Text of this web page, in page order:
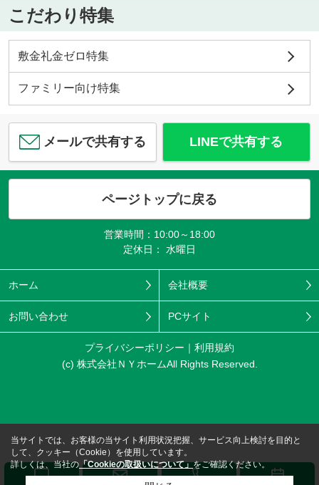
こだわり特集
敷金礼金ゼロ特集
ファミリー向け特集
メールで共有する LINEで共有する
ページトップに戻る
営業時間：10:00～18:00
定休日： 水曜日
ホーム 会社概要
お問い合わせ PCサイト
プライバシーポリシー
利用規約
(c) 株式会社ＮＹホームAll Rights Reserved.
当サイトでは、お客様の当サイト利用状況把握、サービス向上検討を目的と
して、クッキー（Cookie）を使用しています。
詳しくは、当社の 「Cookieの取扱いについて」をご確認ください。